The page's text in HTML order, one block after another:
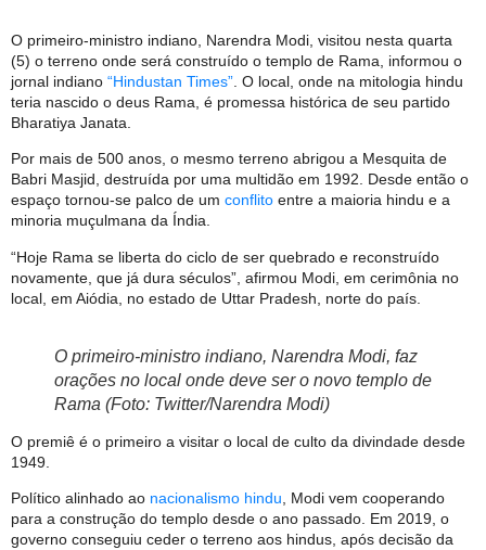
O primeiro-ministro indiano, Narendra Modi, visitou nesta quarta
(5) o terreno onde será construído o templo de Rama, informou o
jornal indiano “Hindustan Times” . O local, onde na mitologia hindu
teria nascido o deus Rama, é promessa histórica de seu partido
Bharatiya Janata.
Por mais de 500 anos, o mesmo terreno abrigou a Mesquita de
Babri Masjid, destruída por uma multidão em 1992. Desde então o
espaço tornou-se palco de um conflito entre a maioria hindu e a
minoria muçulmana da Índia.
“Hoje Rama se liberta do ciclo de ser quebrado e reconstruído
novamente, que já dura séculos”, afirmou Modi, em cerimônia no
local, em Aiódia, no estado de Uttar Pradesh, norte do país.
O primeiro-ministro indiano, Narendra Modi, faz
orações no local onde deve ser o novo templo de
Rama (Foto: Twitter/Narendra Modi)
O premiê é o primeiro a visitar o local de culto da divindade desde
1949.
Político alinhado ao nacionalismo hindu, Modi vem cooperando
para a construção do templo desde o ano passado. Em 2019, o
governo conseguiu ceder o terreno aos hindus, após decisão da